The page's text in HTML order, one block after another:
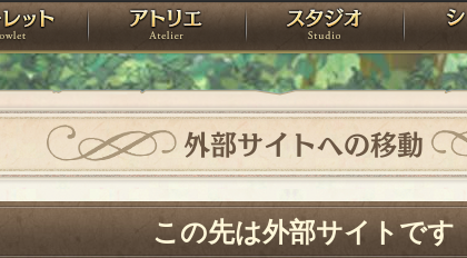
ローレット アトリエ スタジオ
外部サイトへの移動
この先は外部サイトです